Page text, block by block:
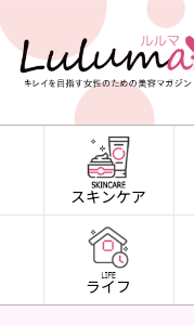
スキンケア
ライフ